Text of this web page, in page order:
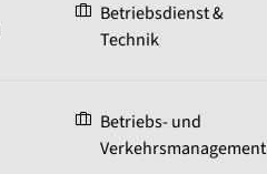
Betriebsdienst &
Technik
Betriebs- und
Verkehrsmanagement